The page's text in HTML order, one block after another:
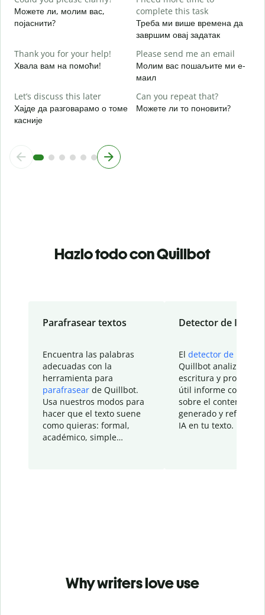
Можете ли, молим вас,
појаснити?
complete this task
Треба ми више времена да
завршим овај задатак
Thank you for your help!
Хвала вам на помоћи!
Please send me an email
Молим вас пошаљите ми е-
маил
Let’s discuss this later
Хајде да разговарамо о томе
касније
Can you repeat that?
Можете ли то поновити?
Hazlo todo con Quillbot
Parafrasear textos
Encuentra las palabras
adecuadas con la
herramienta para
parafrasear de Quillbot.
Usa nuestros modos para
hacer que el texto suene
como quieras: formal,
académico, simple…
Detector de IA
El detector de IA
Quillbot analiza tu
escritura y
útil informe con
sobre el contenido
generado y refinado
IA en tu texto.
Why writers love use